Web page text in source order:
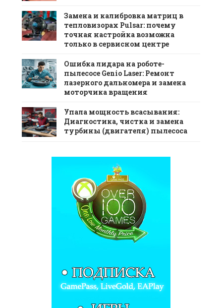
Замена и калибровка матриц в
тепловизорах Pulsar: почему
точная настройка возможна
только в сервисном центре
Ошибка лидара на роботе-
пылесосе Genio Laser: Ремонт
лазерного дальномера и замена
моторчика вращения
Упала мощность всасывания:
Диагностика, чистка и замена
турбины (двигателя) пылесоса